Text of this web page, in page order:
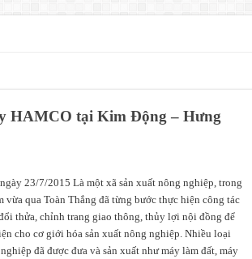
HAMCO tại Kim Động – Hưng
23/7/2015 Là một xã sản xuất nông nghiệp, trong
vừa qua Toàn Thắng đã từng bước thực hiện công tác
thửa, chỉnh trang giao thông, thủy lợi nội đồng để
cho cơ giới hóa sản xuất nông nghiệp. Nhiều loại
đã được đưa và sản xuất như máy làm đất, máy